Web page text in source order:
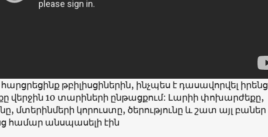
թբիլիսցիներին, ինչպես է դասավորվել իրենց
վերջին 10 տարիների ընթացքում: Լարիի փոխարժեքը,
մտերինմերի կորուստը, ծերությունը և շատ այլ բաներ
համար անսպասելի էին